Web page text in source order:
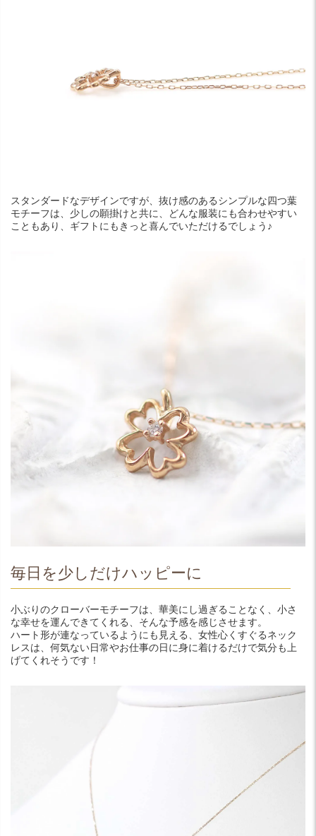
スタンダードなデザインですが、抜け感のあるシンプルな四つ葉
モチーフは、少しの願掛けと共に、どんな服装にも合わせやすい
こともあり、ギフトにもきっと喜んでいただけるでしょう♪
毎日を少しだけハッピーに
小ぶりのクローバーモチーフは、華美にし過ぎることなく、小さ
な幸せを運んできてくれる、そんな予感を感じさせます。
ハート形が連なっているようにも見える、女性心くすぐるネック
レスは、何気ない日常やお仕事の日に身に着けるだけで気分も上
げてくれそうです！